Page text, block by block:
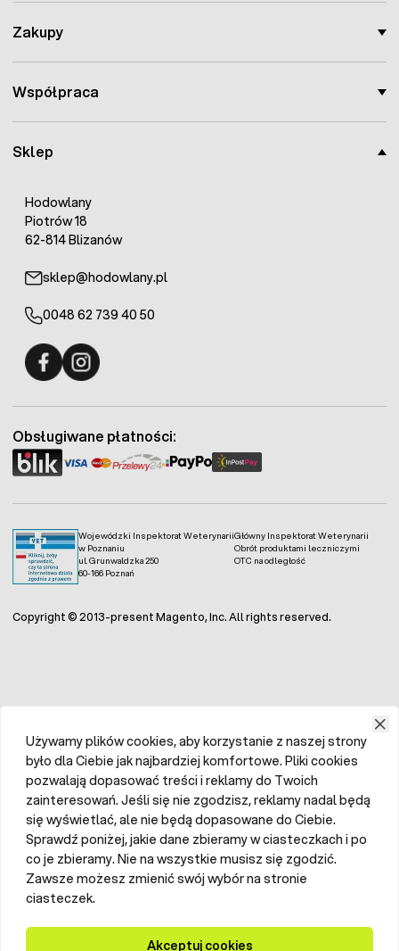
Sklep
Hodowlany
Piotrów 18
62-814 Blizanów
sklep@hodowlany.pl
0048 62 739 40 50
Zakupy
Współpraca
Wojewódzki Inspektorat Weterynarii
w Poznaniu
ul. Grunwaldzka 250
60-166 Poznań
Główny Inspektorat Weterynarii
Obrót produktami leczniczymi
OTC na odległość
Obsługiwane płatności:
Copyright © 2013-present Magento, Inc. All rights reserved.
Używamy plików cookies, aby korzystanie z naszej strony
było dla Ciebie jak najbardziej komfortowe. Pliki cookies
pozwalają dopasować treści i reklamy do Twoich
zainteresowań. Jeśli się nie zgodzisz, reklamy nadal będą
się wyświetlać, ale nie będą dopasowane do Ciebie.
Sprawdź poniżej, jakie dane zbieramy w ciasteczkach i po
co je zbieramy. Nie na wszystkie musisz się zgodzić.
Zawsze możesz zmienić swój wybór na stronie
ciasteczek.
Akceptuj cookies